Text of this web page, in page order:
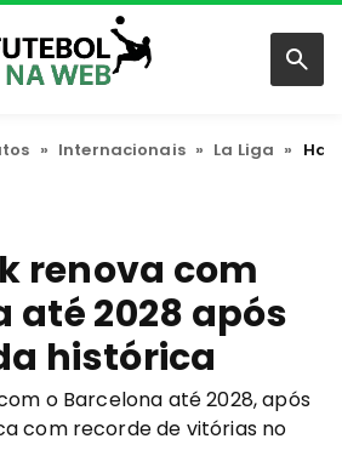
» Internacionais » La Liga »
renova com
até 2028 após
histórica
o Barcelona até 2028, após
com recorde de vitórias no